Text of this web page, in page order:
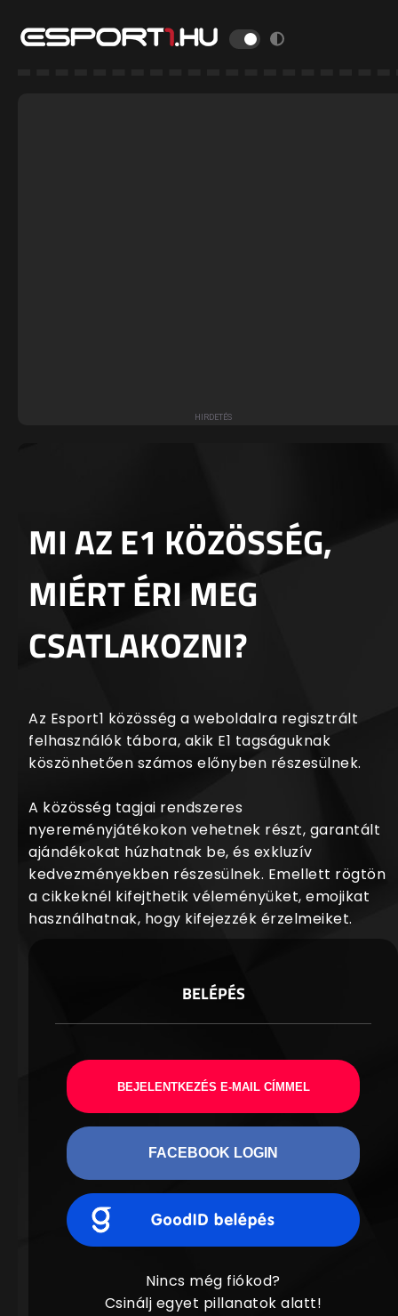
MI AZ E1 KÖZÖSSÉG,
MIÉRT ÉRI MEG
CSATLAKOZNI?
Az Esport1 közösség a weboldalra regisztrált
felhasználók tábora, akik E1 tagságuknak
köszönhetően számos előnyben részesülnek.
A közösség tagjai rendszeres
nyereményjátékokon vehetnek részt, garantált
ajándékokat húzhatnak be, és exkluzív
kedvezményekben részesülnek. Emellett rögtön
a cikkeknél kifejthetik véleményüket, emojikat
használhatnak, hogy kifejezzék érzelmeiket.
BELÉPÉS
BEJELENTKEZÉS E-MAIL CÍMMEL
FACEBOOK LOGIN
Nincs még fiókod?
Csinálj egyet pillanatok alatt!